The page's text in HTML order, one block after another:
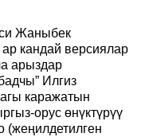
Жаныбек
кандай версиялар
арыздар
Илгиз
каражатын
орус өнүктүрүү
(жеңилдетилген